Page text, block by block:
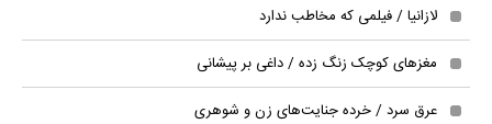
لازانیا / فیلمی که مخاطب ندارد
مغزهای کوچک زنگ زده / داغی بر پیشانی
عرق سرد / خرده جنایت‌های زن و شوهری